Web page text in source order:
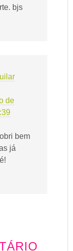
bjs
de
bem
já